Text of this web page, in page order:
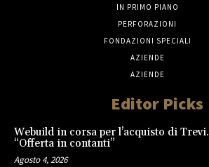
IN PRIMO PIANO
PERFORAZIONI
FONDAZIONI SPECIALI
AZIENDE
AZIENDE
Editor Picks
Webuild in corsa per l’acquisto di Trevi.
“Offerta in contanti”
Agosto 4, 2026